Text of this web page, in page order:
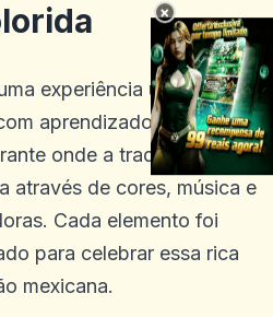
experiência única que
aprendizado cultural.
onde a tradição do Dia
através de cores, música e
Cada elemento foi
para celebrar essa rica
mexicana.
×